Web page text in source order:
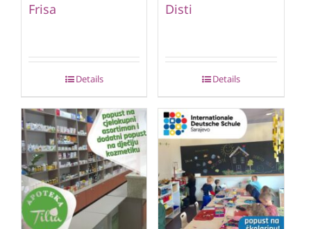
Frisa
Details
Disti
Details